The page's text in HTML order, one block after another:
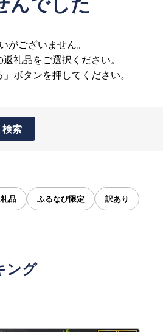
がございません。
礼品をご選択ください。
ボタンを押してください。
検索
品 ふるなび限定 訳あり
ング